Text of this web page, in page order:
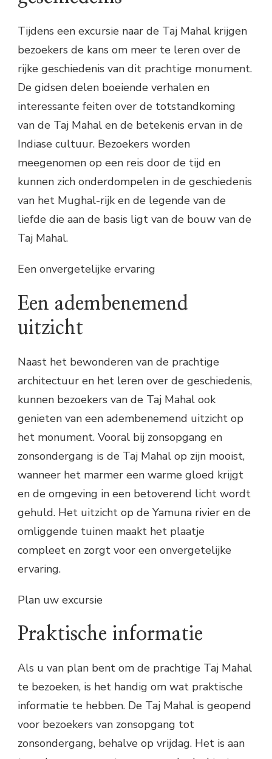
Tijdens een excursie naar de Taj Mahal krijgen
bezoekers de kans om meer te leren over de
rijke geschiedenis van dit prachtige monument.
De gidsen delen boeiende verhalen en
interessante feiten over de totstandkoming
van de Taj Mahal en de betekenis ervan in de
Indiase cultuur. Bezoekers worden
meegenomen op een reis door de tijd en
kunnen zich onderdompelen in de geschiedenis
van het Mughal-rijk en de legende van de
liefde die aan de basis ligt van de bouw van de
Taj Mahal.
Een onvergetelijke ervaring
Een adembenemend
uitzicht
Naast het bewonderen van de prachtige
architectuur en het leren over de geschiedenis,
kunnen bezoekers van de Taj Mahal ook
genieten van een adembenemend uitzicht op
het monument. Vooral bij zonsopgang en
zonsondergang is de Taj Mahal op zijn mooist,
wanneer het marmer een warme gloed krijgt
en de omgeving in een betoverend licht wordt
gehuld. Het uitzicht op de Yamuna rivier en de
omliggende tuinen maakt het plaatje
compleet en zorgt voor een onvergetelijke
ervaring.
Plan uw excursie
Praktische informatie
Als u van plan bent om de prachtige Taj Mahal
te bezoeken, is het handig om wat praktische
informatie te hebben. De Taj Mahal is geopend
voor bezoekers van zonsopgang tot
zonsondergang, behalve op vrijdag. Het is aan